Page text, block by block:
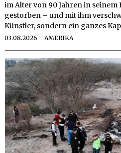
im Alter von 90 Jahren in seinem
gestorben – und mit ihm
Künstler, sondern ein ganzes
03.08.2026 AMERIKA